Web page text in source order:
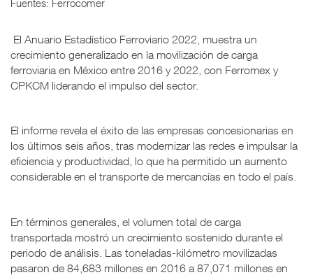
Fuentes: Ferrocomer
El Anuario Estadístico Ferroviario 2022, muestra un
crecimiento generalizado en la movilización de carga
ferroviaria en México entre 2016 y 2022, con Ferromex y
CPKCM liderando el impulso del sector.
El informe revela el éxito de las empresas concesionarias en
los últimos seis años, tras modernizar las redes e impulsar la
eficiencia y productividad, lo que ha permitido un aumento
considerable en el transporte de mercancías en todo el país.
En términos generales, el volumen total de carga
transportada mostró un crecimiento sostenido durante el
periodo de análisis. Las toneladas-kilómetro movilizadas
pasaron de 84,683 millones en 2016 a 87,071 millones en